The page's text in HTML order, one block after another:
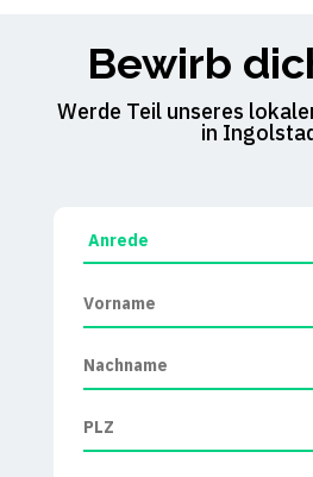
Bewirb
Werde Teil unseres
in